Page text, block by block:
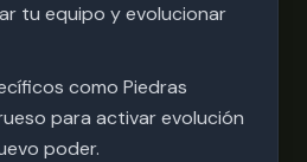
tu equipo y evolucionar
como Piedras
para activar evolución
poder.